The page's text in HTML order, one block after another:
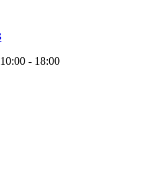
- 18:00